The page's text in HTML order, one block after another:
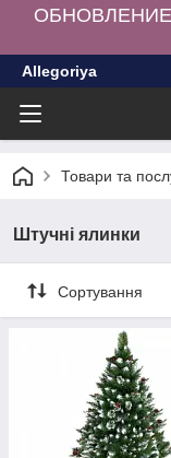
Allegoriya
Товари та
Штучні ялинки
Сортування